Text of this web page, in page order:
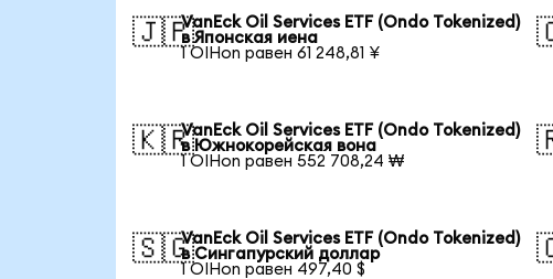
🇯🇵VanEck Oil Services ETF (Ondo Tokenized)
в Японская иена
1 OIHon равен 61 248,81 ¥
🇰🇷VanEck Oil Services ETF (Ondo Tokenized)
в Южнокорейская вона
1 OIHon равен 552 708,24 ₩
🇸🇬VanEck Oil Services ETF (Ondo Tokenized)
в Сингапурский доллар
1 OIHon равен 497,40 $